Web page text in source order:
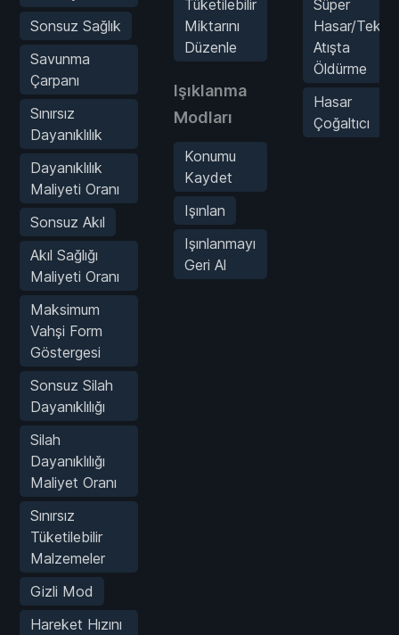
Sonsuz Sağlık
Savunma
Çarpanı
Sınırsız
Dayanıklılık
Dayanıklılık
Maliyeti Oranı
Sonsuz Akıl
Akıl Sağlığı
Maliyeti Oranı
Maksimum
Vahşi Form
Göstergesi
Sonsuz Silah
Dayanıklılığı
Silah
Dayanıklılığı
Maliyet Oranı
Sınırsız
Tüketilebilir
Malzemeler
Gizli Mod
Hareket Hızını
Tüketilebilir
Miktarını
Düzenle
Işıklanma
Modları
Konumu
Kaydet
Işınlan
Işınlanmayı
Geri Al
Süper
Hasar/Tek
Atışta
Öldürme
Hasar
Çoğaltıcı